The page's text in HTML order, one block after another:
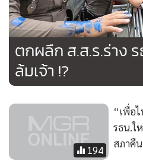
ตกผลึก ส.ส.ร.ร่าง
ล้มเจ้า !?
194
“เพื่อ
รธน.ใ
สภาคื